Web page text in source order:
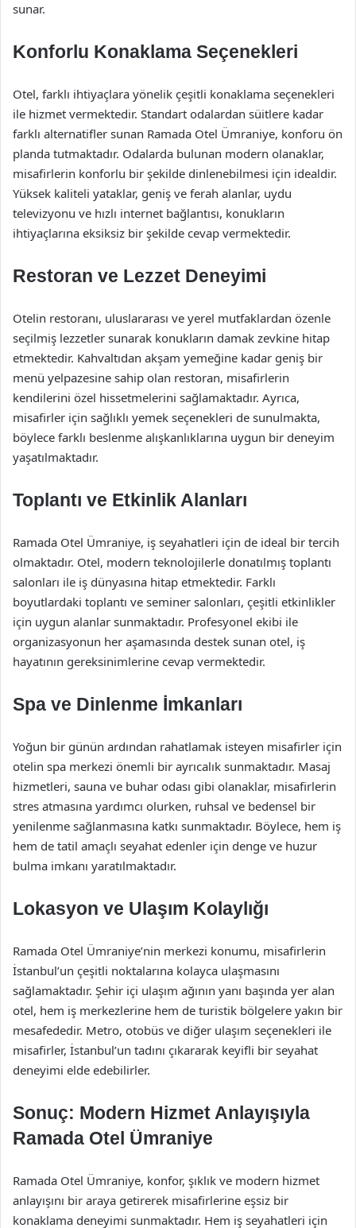
sunar.
Konforlu Konaklama Seçenekleri
Otel, farklı ihtiyaçlara yönelik çeşitli konaklama seçenekleri
ile hizmet vermektedir. Standart odalardan süitlere kadar
farklı alternatifler sunan Ramada Otel Ümraniye, konforu ön
planda tutmaktadır. Odalarda bulunan modern olanaklar,
misafirlerin konforlu bir şekilde dinlenebilmesi için idealdir.
Yüksek kaliteli yataklar, geniş ve ferah alanlar, uydu
televizyonu ve hızlı internet bağlantısı, konukların
ihtiyaçlarına eksiksiz bir şekilde cevap vermektedir.
Restoran ve Lezzet Deneyimi
Otelin restoranı, uluslararası ve yerel mutfaklardan özenle
seçilmiş lezzetler sunarak konukların damak zevkine hitap
etmektedir. Kahvaltıdan akşam yemeğine kadar geniş bir
menü yelpazesine sahip olan restoran, misafirlerin
kendilerini özel hissetmelerini sağlamaktadır. Ayrıca,
misafirler için sağlıklı yemek seçenekleri de sunulmakta,
böylece farklı beslenme alışkanlıklarına uygun bir deneyim
yaşatılmaktadır.
Toplantı ve Etkinlik Alanları
Ramada Otel Ümraniye, iş seyahatleri için de ideal bir tercih
olmaktadır. Otel, modern teknolojilerle donatılmış toplantı
salonları ile iş dünyasına hitap etmektedir. Farklı
boyutlardaki toplantı ve seminer salonları, çeşitli etkinlikler
için uygun alanlar sunmaktadır. Profesyonel ekibi ile
organizasyonun her aşamasında destek sunan otel, iş
hayatının gereksinimlerine cevap vermektedir.
Spa ve Dinlenme İmkanları
Yoğun bir günün ardından rahatlamak isteyen misafirler için
otelin spa merkezi önemli bir ayrıcalık sunmaktadır. Masaj
hizmetleri, sauna ve buhar odası gibi olanaklar, misafirlerin
stres atmasına yardımcı olurken, ruhsal ve bedensel bir
yenilenme sağlanmasına katkı sunmaktadır. Böylece, hem iş
hem de tatil amaçlı seyahat edenler için denge ve huzur
bulma imkanı yaratılmaktadır.
Lokasyon ve Ulaşım Kolaylığı
Ramada Otel Ümraniye’nin merkezi konumu, misafirlerin
İstanbul’un çeşitli noktalarına kolayca ulaşmasını
sağlamaktadır. Şehir içi ulaşım ağının yanı başında yer alan
otel, hem iş merkezlerine hem de turistik bölgelere yakın bir
mesafededir. Metro, otobüs ve diğer ulaşım seçenekleri ile
misafirler, İstanbul’un tadını çıkararak keyifli bir seyahat
deneyimi elde edebilirler.
Sonuç: Modern Hizmet Anlayışıyla
Ramada Otel Ümraniye
Ramada Otel Ümraniye, konfor, şıklık ve modern hizmet
anlayışını bir araya getirerek misafirlerine eşsiz bir
konaklama deneyimi sunmaktadır. Hem iş seyahatleri için